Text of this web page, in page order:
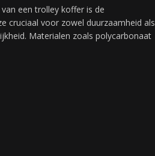
een trolley koffer is de
cruciaal voor zowel duurzaamheid als
Materialen zoals polycarbonaat